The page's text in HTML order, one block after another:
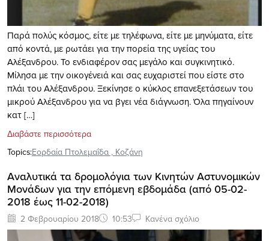
Παρά πολύς κόσμος, είτε με τηλέφωνα, είτε με μηνύματα, είτε
από κοντά, με ρωτάει για την πορεία της υγείας του
Αλέξανδρου. Το ενδιαφέρον σας μεγάλο και συγκινητικό.
Μίλησα με την οικογένειά και σας ευχαριστεί που είστε στο
πλάι του Αλέξανδρου. Ξεκίνησε ο κύκλος επανεξετάσεων του
μικρού Αλέξανδρου για να βγει νέα διάγνωση. Όλα πηγαίνουν
κατ […]
Διαβάστε περισσότερα
Topics:Εορδαία Πτολεμαΐδα , Κοζάνη
Αναλυτικά τα δρομολόγια των Κινητών Αστυνομικών
Μονάδων για την επόμενη εβδομάδα (από 05-02-
2018 έως 11-02-2018)
2 Φεβρουαρίου 2018 10:53 Κανένα σχόλιο